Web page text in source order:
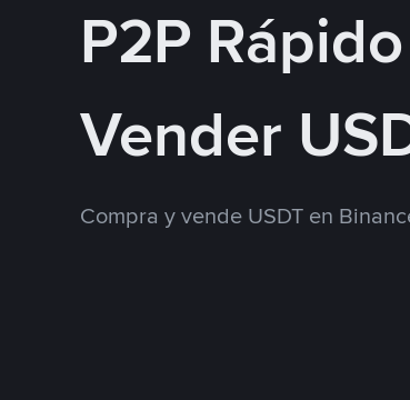
P2P Rápido
Vender
Compra y vende USDT en